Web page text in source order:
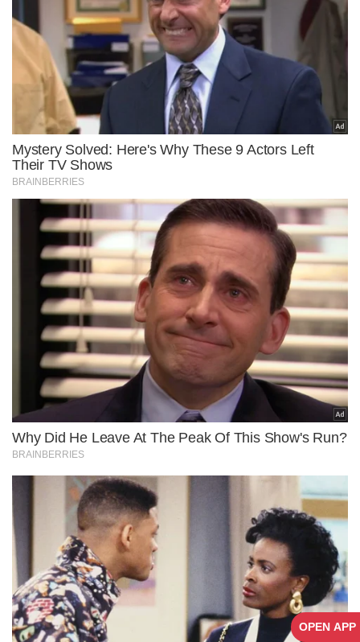
OPEN APP